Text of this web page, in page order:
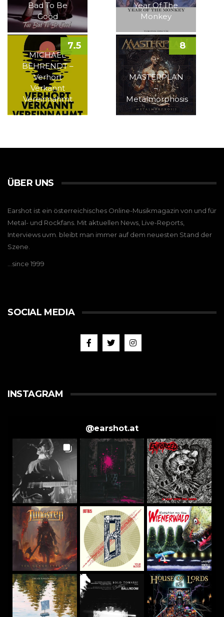
Bad To Be
Good
Year Of The
Monkey
MICHAEL
BEHRENDT –
Verhört
Verkannt
Vereinnahmt
7.5
MASTERPLAN
–
Metalmorphosis
8
ÜBER UNS
Earshot ist ein österreichisches Online-Musikmagazin von und für
Metal- und Rockfans. Mit aktuellen News, Live-Reports,
Interviews uvm. bleibt man immer auf dem neuesten Stand der
Szene.
…since 1999
SOCIAL MEDIA
INSTAGRAM
@earshot.at